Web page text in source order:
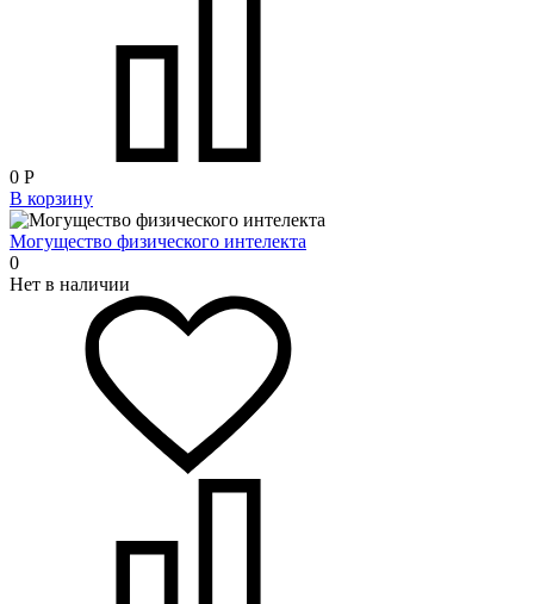
0 Р
В корзину
Могущество физического интелекта
0
Нет в наличии